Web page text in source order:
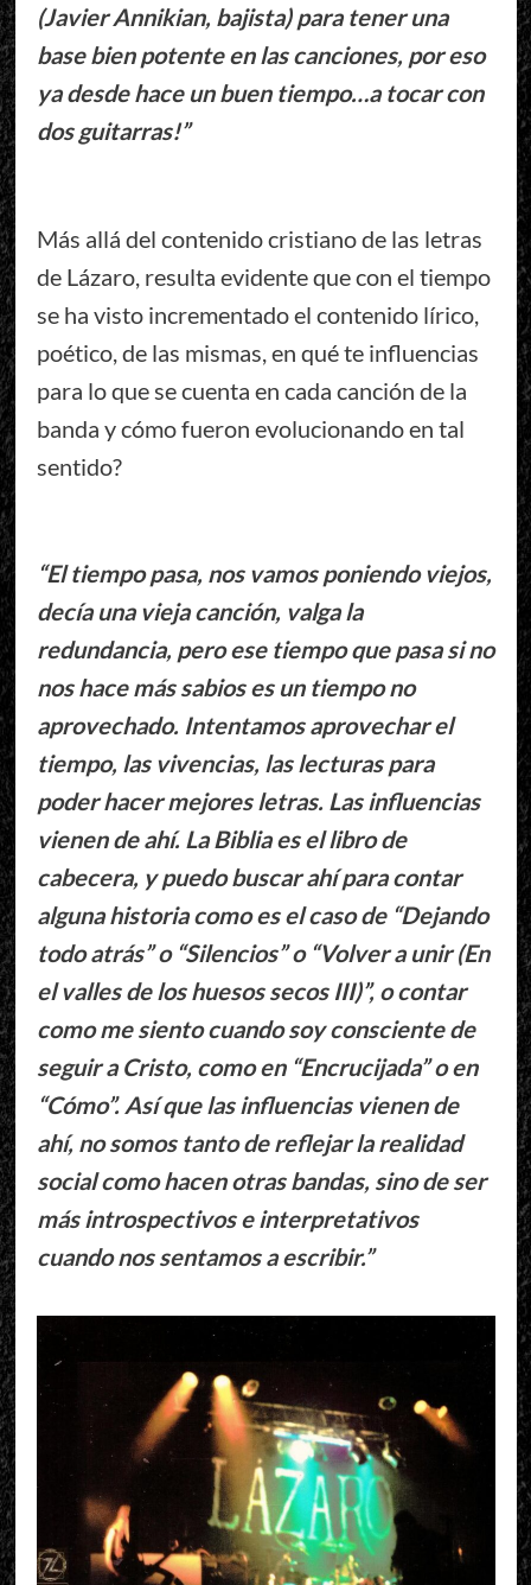
(Javier Annikian, bajista) para tener una
base bien potente en las canciones, por eso
ya desde hace un buen tiempo…a tocar con
dos guitarras!”
Más allá del contenido cristiano de las letras
de Lázaro, resulta evidente que con el tiempo
se ha visto incrementado el contenido lírico,
poético, de las mismas, en qué te influencias
para lo que se cuenta en cada canción de la
banda y cómo fueron evolucionando en tal
sentido?
“El tiempo pasa, nos vamos poniendo viejos,
decía una vieja canción, valga la
redundancia, pero ese tiempo que pasa si no
nos hace más sabios es un tiempo no
aprovechado. Intentamos aprovechar el
tiempo, las vivencias, las lecturas para
poder hacer mejores letras. Las influencias
vienen de ahí. La Biblia es el libro de
cabecera, y puedo buscar ahí para contar
alguna historia como es el caso de “Dejando
todo atrás” o “Silencios” o “Volver a unir (En
el valles de los huesos secos III)”, o contar
como me siento cuando soy consciente de
seguir a Cristo, como en “Encrucijada” o en
“Cómo”. Así que las influencias vienen de
ahí, no somos tanto de reflejar la realidad
social como hacen otras bandas, sino de ser
más introspectivos e interpretativos
cuando nos sentamos a escribir.”